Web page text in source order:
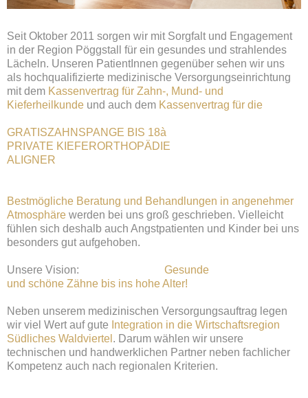
Seit Oktober 2011 sorgen wir mit Sorgfalt und Engagement
in der Region Pöggstall für ein gesundes und strahlendes
Lächeln. Unseren PatientInnen gegenüber sehen wir uns
als hochqualifizierte medizinische Versorgungseinrichtung
mit dem Kassenvertrag für Zahn-, Mund- und
Kieferheilkunde und auch dem Kassenvertrag für die
GRATISZAHNSPANGE BIS 18à
PRIVATE KIEFERORTHOPÄDIE
ALIGNER
Bestmögliche Beratung und Behandlungen in angenehmer
Atmosphäre werden bei uns groß geschrieben. Vielleicht
fühlen sich deshalb auch Angstpatienten und Kinder bei uns
besonders gut aufgehoben.
Unsere Vision: Gesunde
und schöne Zähne bis ins hohe Alter!
Neben unserem medizinischen Versorgungsauftrag legen
wir viel Wert auf gute Integration in die Wirtschaftsregion
Südliches Waldviertel . Darum wählen wir unsere
technischen und handwerklichen Partner neben fachlicher
Kompetenz auch nach regionalen Kriterien.